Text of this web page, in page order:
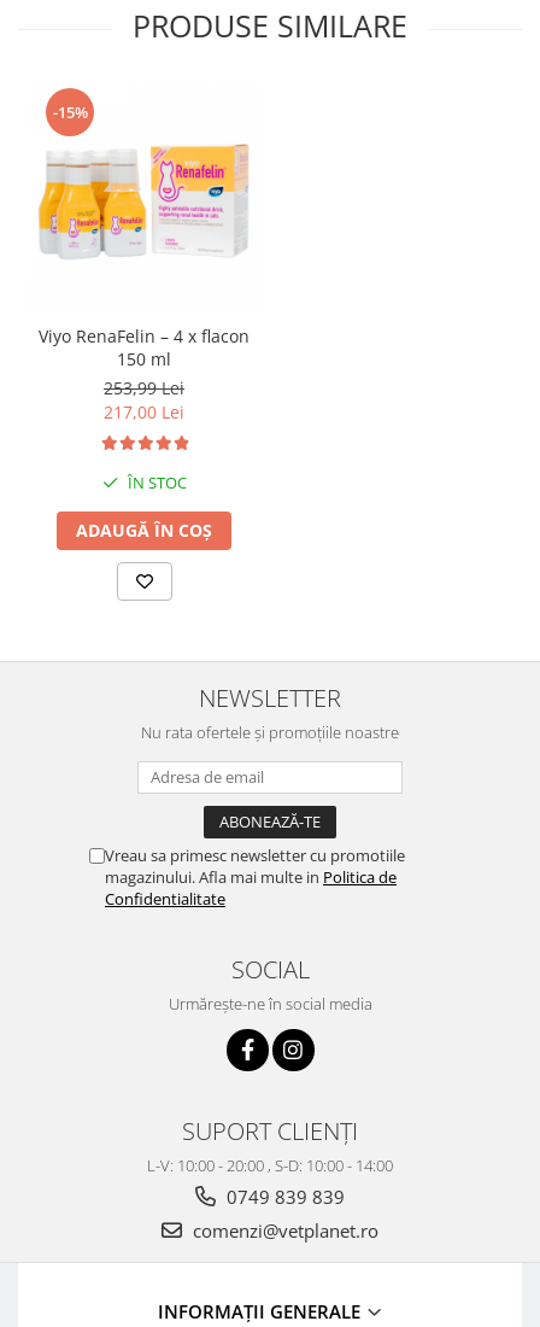
PRODUSE SIMILARE
-15%
Viyo RenaFelin – 4 x flacon
150 ml
253,99 Lei
217,00 Lei
ÎN STOC
ADAUGĂ ÎN COȘ
NEWSLETTER
Nu rata ofertele și promoțiile noastre
Vreau sa primesc newsletter cu promotiile
magazinului. Afla mai multe in Politica de
Confidentialitate
SOCIAL
Urmărește-ne în social media
SUPORT CLIENȚI
L-V: 10:00 - 20:00 , S-D: 10:00 - 14:00
0749 839 839
comenzi@vetplanet.ro
INFORMAȚII GENERALE